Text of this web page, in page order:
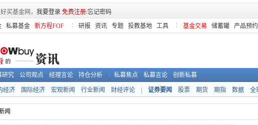
买基金网， 我要登录 免费注册/忘记密码
私募基金 新方程FOF 研报 资讯 专题 投教基地 工具 基金交易 储蓄罐 产品预约
研究 公司观点 经理言论 持仓分析 私募焦点 私募言论 创新私募
经济 国际经济 宏观新闻 行业新闻 财经评论 证券要闻 股票 期货 期指 数据 全
闻